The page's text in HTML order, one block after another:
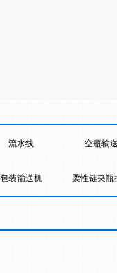
流水线 空瓶输
包装输送机 柔性链夹瓶